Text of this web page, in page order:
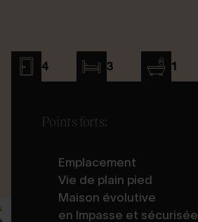
4 3 1
Points forts:
Emplacement
Vie de plain pied
Maison évolutive
en Impasse et sécurisée